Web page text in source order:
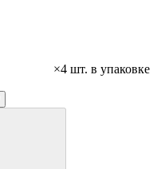
×4 шт. в упаковке